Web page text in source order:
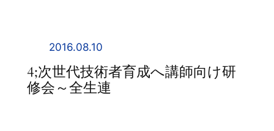
2016.08.10
4;次世代技術者育成へ講師向け研
修会～全生連